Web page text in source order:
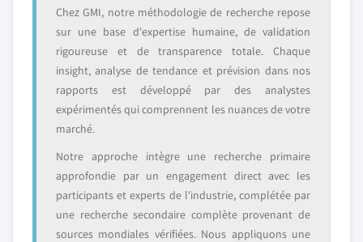
Chez GMI, notre méthodologie de recherche repose
sur une base d'expertise humaine, de validation
rigoureuse et de transparence totale. Chaque
insight, analyse de tendance et prévision dans nos
rapports est développé par des analystes
expérimentés qui comprennent les nuances de votre
marché.
Notre approche intègre une recherche primaire
approfondie par un engagement direct avec les
participants et experts de l'industrie, complétée par
une recherche secondaire complète provenant de
sources mondiales vérifiées. Nous appliquons une